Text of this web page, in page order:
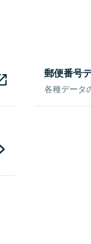
郵便番号
各種データ